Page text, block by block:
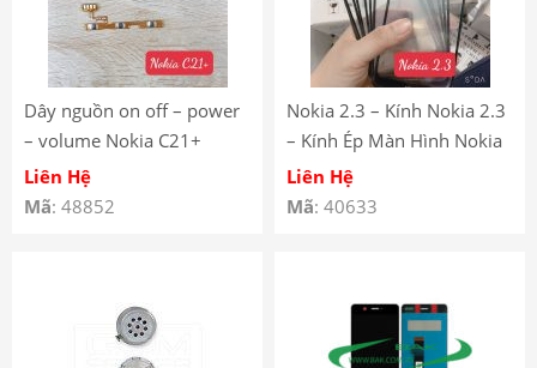
Dây nguồn on off – power
– volume Nokia C21+
C21plus
Liên Hệ
Mã: 48852
Nokia 2.3 – Kính Nokia 2.3
– Kính Ép Màn Hình Nokia
2.3 – Nokia 2.3 Front Glass
Liên Hệ
Mã: 40633